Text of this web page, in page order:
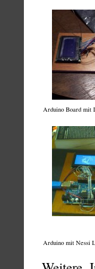
Arduino Board mit
Arduino mit Nessi